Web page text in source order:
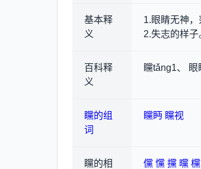
基本释
义
1.眼睛无神，
2.失志的样子
百科释
义
矘tǎng1、 眼
矘的组
词
矘眄 矘视
矘的相
儻 戃 攩 曭 欓